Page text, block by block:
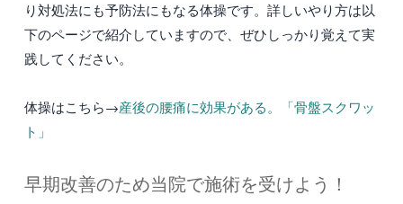
り対処法にも予防法にもなる体操です。詳しいやり方は以
下のページで紹介していますので、ぜひしっかり覚えて実
践してください。
体操はこちら→産後の腰痛に効果がある。「骨盤スクワッ
ト」
早期改善のため当院で施術を受けよう！